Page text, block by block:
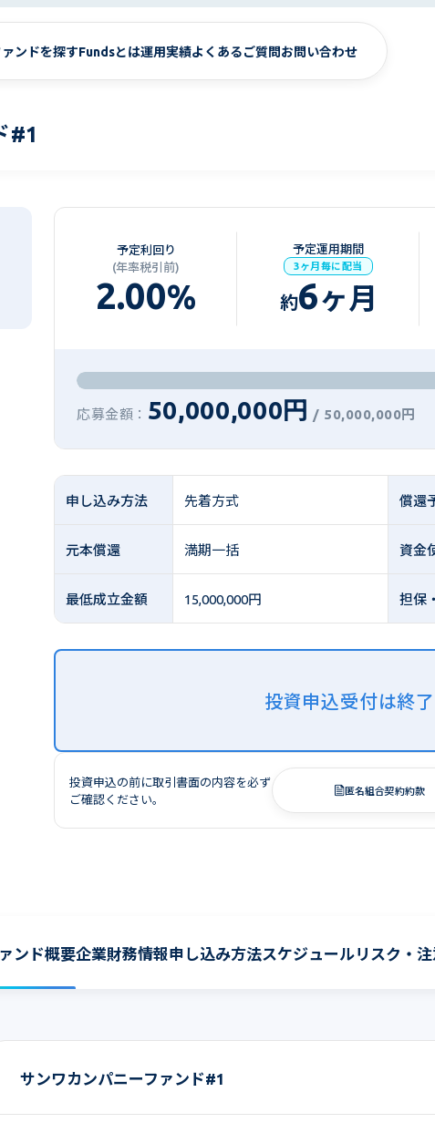
ァンドを探すFundsとは運用実績よくあるご質問お問い合わせ
#1
予定利回り
(年率税引前)
2.00%
予定運用期間
3ヶ月毎に配当
約6ヶ月
応募金額： 50,000,000円 / 50,000,000円
申し込み方法 先着方式 償還
元本償還 満期一括 資金
最低成立金額 15,000,000円 担保
投資申込受付は終
投資申込の前に取引書面の内容を必ず
ご確認ください。
匿名組合契約約款
ンド概要企業財務情報申し込み方法スケジュールリスク・
サンワカンパニーファンド#1